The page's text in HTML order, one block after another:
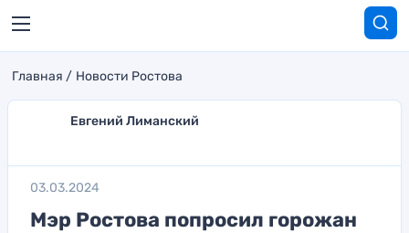
Главная Новости Ростова
Евгений Лиманский
03.03.2024
Мэр Ростова попросил горожан